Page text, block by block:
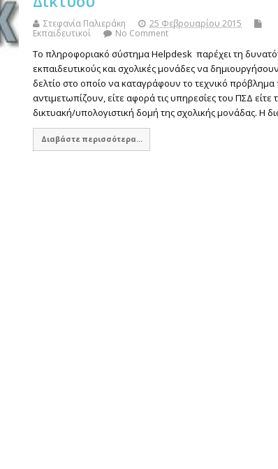
Στεφανία Παλιεράκη
25 Φεβρουαρίου 2015
Εκπαιδευτικοί
No Comment
Το πληροφοριακό σύστημα Helpdesk παρέχει τη
εκπαιδευτικούς και σχολικές μονάδες να
δελτίο στο οποίο να καταγράφουν το τεχνικό πρόβλημα
αντιμετωπίζουν, είτε αφορά τις υπηρεσίες του ΠΣΔ είτε
δικτυακή/υπολογιστική δομή της σχολικής μονάδας. Η
Διαβάστε περισσότερα...